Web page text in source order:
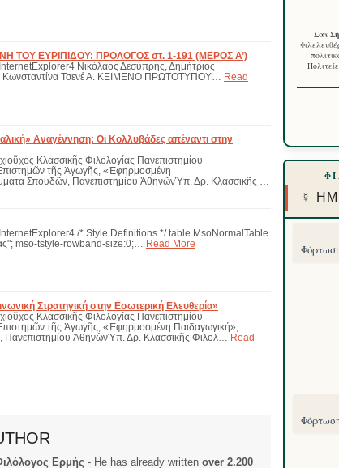
ΕΥΡΙΠΙΔΟΥ: ΠPOΛOΓOΣ στ. 1-191 (ΜΕΡΟΣ Α’)
Νικόλαος Δεσύπρης, Δημήτριος
Τσενέ Α. KΕΙΜΕΝΟ ΠΡΩΤΟΤYΠΟY…
Read
Αναγέννηση: Οι Κολλυβάδες απέναντι στην
Κλασσικῆς Φιλολογίας Πανεπιστημίου
τῆς Ἀγωγῆς, «Ἐφηρμοσμένη
Σπουδῶν, Πανεπιστημίου ἈθηνῶνὙπ. Δρ. Κλασσικῆς …
/* Style Definitions */ table.MsoNormalTable
mso-tstyle-rowband-size:0;…
Read More
Στρατηγική στην Εσωτερική Ελευθερία»
Κλασσικῆς Φιλολογίας Πανεπιστημίου
τῆς Ἀγωγῆς, «Ἐφηρμοσμένη Παιδαγωγική»,
ἈθηνῶνὙπ. Δρ. Κλασσικῆς Φιλολ…
Read
Ερμής - He has already written over 2.200
Σαν
☿